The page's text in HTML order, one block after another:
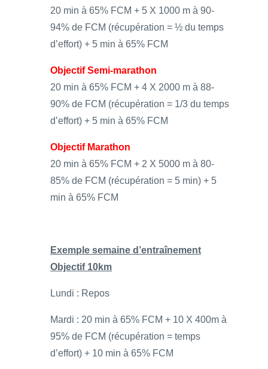
20 min à 65% FCM + 5 X 1000 m à 90-
94% de FCM (récupération = ½ du temps
d’effort) + 5 min à 65% FCM
Objectif Semi-marathon
20 min à 65% FCM + 4 X 2000 m à 88-
90% de FCM (récupération = 1/3 du temps
d’effort) + 5 min à 65% FCM
Objectif Marathon
20 min à 65% FCM + 2 X 5000 m à 80-
85% de FCM (récupération = 5 min) + 5
min à 65% FCM
Exemple semaine d’entraînement
Objectif 10km
Lundi : Repos
Mardi : 20 min à 65% FCM + 10 X 400m à
95% de FCM (récupération = temps
d’effort) + 10 min à 65% FCM